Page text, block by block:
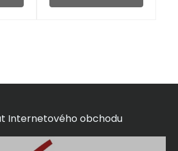
Internetového obchodu